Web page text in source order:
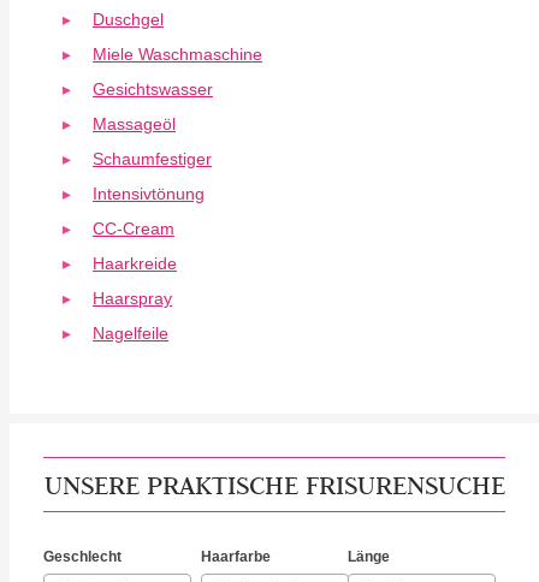
Duschgel
Miele Waschmaschine
Gesichtswasser
Massageöl
Schaumfestiger
Intensivtönung
CC-Cream
Haarkreide
Haarspray
Nagelfeile
UNSERE PRAKTISCHE FRISURENSUCHE
Geschlecht Haarfarbe Länge